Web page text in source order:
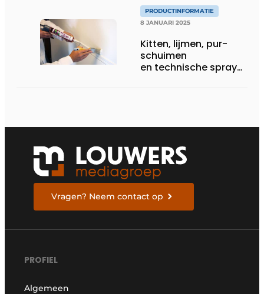
PRODUCTINFORMATIE
8 JANUARI 2025
Kitten, lijmen, pur-
schuimen
en technische sprays
Vragen? Neem contact op
PROFIEL
Algemeen